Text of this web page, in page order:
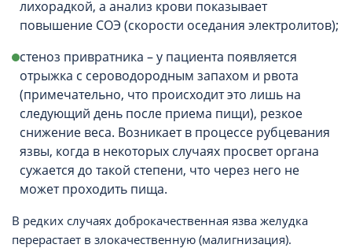
лихорадкой, а анализ крови показывает
повышение СОЭ (скорости оседания электролитов);
стеноз привратника – у пациента появляется
отрыжка с сероводородным запахом и рвота
(примечательно, что происходит это лишь на
следующий день после приема пищи), резкое
снижение веса. Возникает в процессе рубцевания
язвы, когда в некоторых случаях просвет органа
сужается до такой степени, что через него не
может проходить пища.
В редких случаях доброкачественная язва желудка
перерастает в злокачественную (малигнизация).